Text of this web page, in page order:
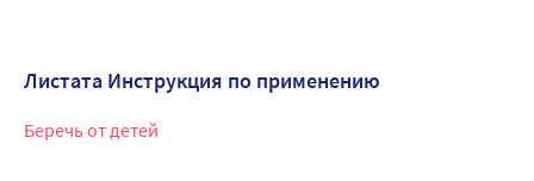
Листата Инструкция по применению
Беречь от детей